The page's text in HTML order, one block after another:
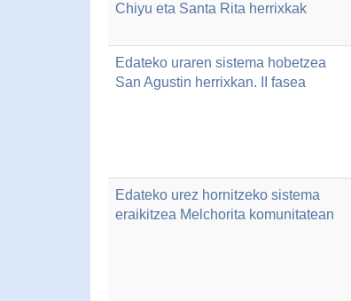
Chiyu eta Santa Rita herrixkak
Edateko uraren sistema hobetzea
San Agustin herrixkan. II fasea
Edateko urez hornitzeko sistema
eraikitzea Melchorita komunitatean